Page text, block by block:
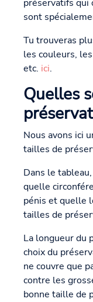
préservatifs qui
sont
Tu trouveras
les couleurs,
etc. ici.
Quelles
Nous avons ici
tailles de
Dans le
quelle
pénis et quelle
tailles de
La longueur du
choix du
ne couvre que
contre les
bonne taille de